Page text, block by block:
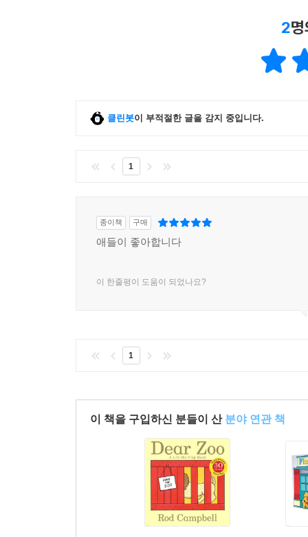
2
클린봇이 부적절한 글을 감지 중입니다.
1
종이책 구매
애들이 좋아합니다
이 한줄평이 도움이 되었나요?
1
이 책을 구입하신 분들이 산 분야 연관 책